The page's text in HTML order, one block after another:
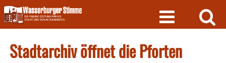
Skip
to
content
Stadtarchiv öffnet die Pforten